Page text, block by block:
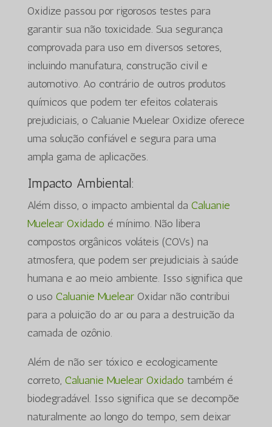
Oxidize passou por rigorosos testes para
garantir sua não toxicidade. Sua segurança
comprovada para uso em diversos setores,
incluindo manufatura, construção civil e
automotivo. Ao contrário de outros produtos
químicos que podem ter efeitos colaterais
prejudiciais, o Caluanie Muelear Oxidize oferece
uma solução confiável e segura para uma
ampla gama de aplicações.
Impacto Ambiental:
Além disso, o impacto ambiental da Caluanie
Muelear Oxidado é mínimo. Não libera
compostos orgânicos voláteis (COVs) na
atmosfera, que podem ser prejudiciais à saúde
humana e ao meio ambiente. Isso significa que
o uso Caluanie MuelearOxidar não contribui
para a poluição do ar ou para a destruição da
camada de ozônio.
Além de não ser tóxico e ecologicamente
correto, Caluanie Muelear Oxidado também é
biodegradável. Isso significa que se decompõe
naturalmente ao longo do tempo, sem deixar